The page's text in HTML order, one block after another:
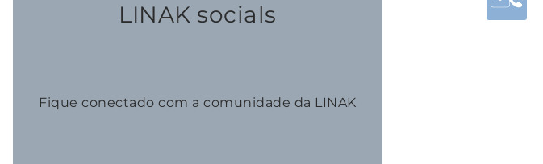
LINAK socials
Fique conectado com a comunidade da LINAK